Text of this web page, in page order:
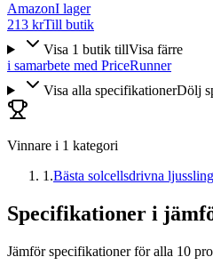
AmazonI lager
213 krTill butik
Visa 1 butik tillVisa färre
i samarbete med PriceRunner
Visa alla specifikationerDölj
Vinnare i 1 kategori
1 .Bästa solcellsdrivna
Specifikationer i
Jämför specifikationer för alla 10